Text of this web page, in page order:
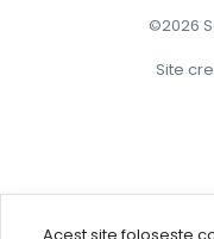
©2026
Site